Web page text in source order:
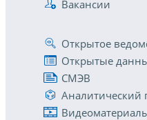
Вакансии
Открытое
Открытые
СМЭВ
Аналитический